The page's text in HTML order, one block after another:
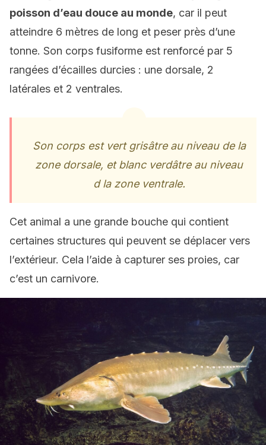
poisson d’eau douce au monde, car il peut
atteindre 6 mètres de long et peser près d’une
tonne. Son corps fusiforme est renforcé par 5
rangées d’écailles durcies : une dorsale, 2
latérales et 2 ventrales.
Son corps est vert grisâtre au niveau de la
zone dorsale, et blanc verdâtre au niveau
d la zone ventrale.
Cet animal a une grande bouche qui contient
certaines structures qui peuvent se déplacer vers
l’extérieur. Cela l’aide à capturer ses proies, car
c’est un carnivore.